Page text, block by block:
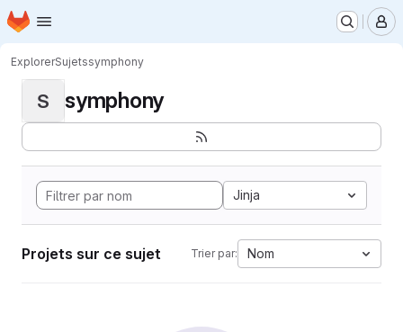
Passer au contenu principal
Page d'accueil
ExplorerSujetssymphony
S symphony
Jinja
Projets sur ce sujet Trier par: Nom